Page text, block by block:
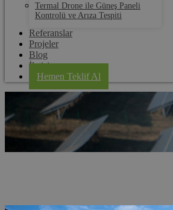
Termal Drone ile Güneş Paneli
Kontrolü ve Arıza Tespiti
Referanslar
Projeler
Blog
İletişim
Hemen Teklif Al